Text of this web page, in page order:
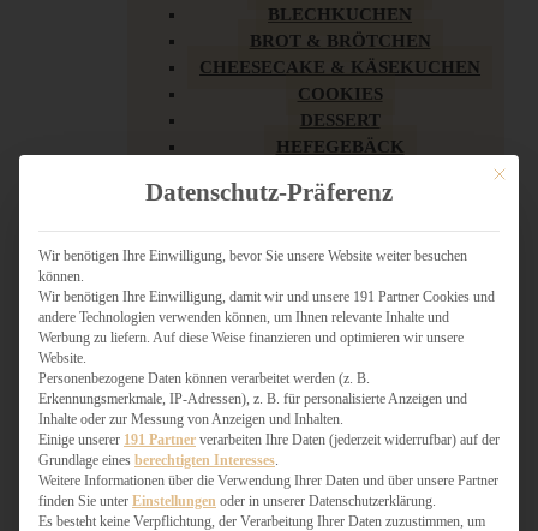
BLECHKUCHEN
BROT & BRÖTCHEN
CHEESECAKE & KÄSEKUCHEN
COOKIES
DESSERT
HEFEGEBÄCK
KUCHEN
LOW CARB & GESÜNDER
MY AMERICAN BAKERY
SCHOKOLADIGES
SÜSSES HAUPTGERICHT
TÖRTCHEN
VEGAN SÜSS
WEIHNACHTSBÄCKEREI
HERZHAFT
Mit
Datenschutz-Präferenz
Wir benötigen Ihre Einwilligung, bevor Sie unsere Website weiter besuchen
können.
Wir benötigen Ihre Einwilligung, damit wir und unsere 191 Partner Cookies und
andere Technologien verwenden können, um Ihnen relevante Inhalte und
Werbung zu liefern. Auf diese Weise finanzieren und optimieren wir unsere
Website.
Personenbezogene Daten können verarbeitet werden (z. B.
Erkennungsmerkmale, IP-Adressen), z. B. für personalisierte Anzeigen und
Inhalte oder zur Messung von Anzeigen und Inhalten.
Einige unserer 191 Partner verarbeiten Ihre Daten (jederzeit widerrufbar) auf der
Grundlage eines berechtigten Interesses
Weitere Informationen über die Verwendung Ihrer Daten und über unsere Partner
finden Sie unter Einstellungen oder in unserer Datenschutzerklärung.
Es besteht keine Verpflichtung, der Verarbeitung Ihrer Daten zuzustimmen, um